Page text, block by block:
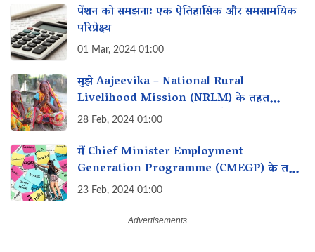
पेंशन को समझना: एक ऐतिहासिक और समसामयिक
परिप्रेक्ष्य
01 Mar, 2024 01:00
मुझे Aajeevika – National Rural
Livelihood Mission (NRLM) के तहत
व्यवसाय शुरू करने के लिए loan कैसे मिल सकता
28 Feb, 2024 01:00
मैं Chief Minister Employment
Generation Programme (CMEGP) के तहत
रोजगार के लिए लाभ कैसे प्राप्त कर सकता हूं?
23 Feb, 2024 01:00